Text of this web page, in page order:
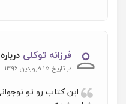
فرزانه توکلی درباره
در تاریخ 15 فروردین 1396
این کتاب رو تو